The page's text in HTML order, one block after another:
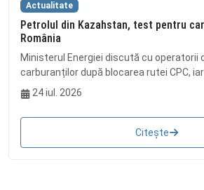
Actualitate
Petrolul din Kazahstan, test pentru
România
Ministerul Energiei discută cu operatorii
carburanților după blocarea rutei CPC,
24 iul. 2026
Citește